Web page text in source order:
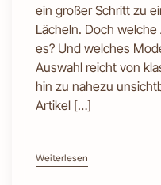
ein großer Schritt zu
Lächeln. Doch
es? Und welches
Auswahl reicht von
hin zu nahezu
Artikel […]
Weiterlesen